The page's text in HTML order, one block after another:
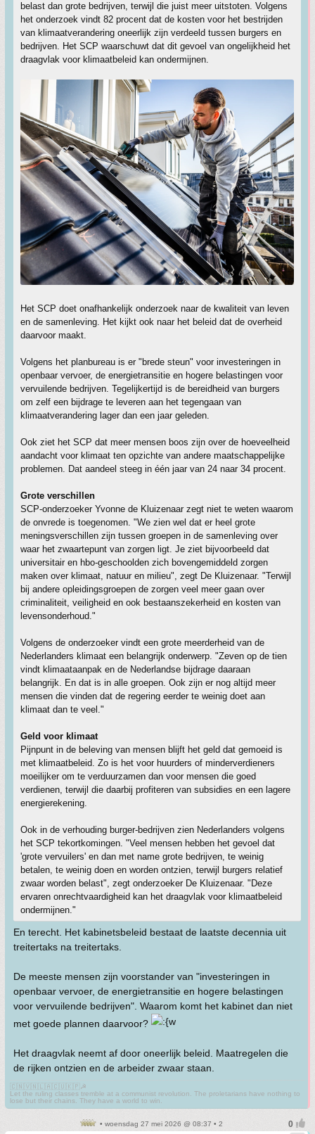
belast dan grote bedrijven, terwijl die juist meer uitstoten. Volgens
het onderzoek vindt 82 procent dat de kosten voor het bestrijden
van klimaatverandering oneerlijk zijn verdeeld tussen burgers en
bedrijven. Het SCP waarschuwt dat dit gevoel van ongelijkheid het
draagvlak voor klimaatbeleid kan ondermijnen.
Het SCP doet onafhankelijk onderzoek naar de kwaliteit van leven
en de samenleving. Het kijkt ook naar het beleid dat de overheid
daarvoor maakt.
Volgens het planbureau is er "brede steun" voor investeringen in
openbaar vervoer, de energietransitie en hogere belastingen voor
vervuilende bedrijven. Tegelijkertijd is de bereidheid van burgers
om zelf een bijdrage te leveren aan het tegengaan van
klimaatverandering lager dan een jaar geleden.
Ook ziet het SCP dat meer mensen boos zijn over de hoeveelheid
aandacht voor klimaat ten opzichte van andere maatschappelijke
problemen. Dat aandeel steeg in één jaar van 24 naar 34 procent.
Grote verschillen
SCP-onderzoeker Yvonne de Kluizenaar zegt niet te weten waarom
de onvrede is toegenomen. "We zien wel dat er heel grote
meningsverschillen zijn tussen groepen in de samenleving over
waar het zwaartepunt van zorgen ligt. Je ziet bijvoorbeeld dat
universitair en hbo-geschoolden zich bovengemiddeld zorgen
maken over klimaat, natuur en milieu", zegt De Kluizenaar. "Terwijl
bij andere opleidingsgroepen de zorgen veel meer gaan over
criminaliteit, veiligheid en ook bestaanszekerheid en kosten van
levensonderhoud."
Volgens de onderzoeker vindt een grote meerderheid van de
Nederlanders klimaat een belangrijk onderwerp. "Zeven op de tien
vindt klimaataanpak en de Nederlandse bijdrage daaraan
belangrijk. En dat is in alle groepen. Ook zijn er nog altijd meer
mensen die vinden dat de regering eerder te weinig doet aan
klimaat dan te veel."
Geld voor klimaat
Pijnpunt in de beleving van mensen blijft het geld dat gemoeid is
met klimaatbeleid. Zo is het voor huurders of minderverdieners
moeilijker om te verduurzamen dan voor mensen die goed
verdienen, terwijl die daarbij profiteren van subsidies en een lagere
energierekening.
Ook in de verhouding burger-bedrijven zien Nederlanders volgens
het SCP tekortkomingen. "Veel mensen hebben het gevoel dat
'grote vervuilers' en dan met name grote bedrijven, te weinig
betalen, te weinig doen en worden ontzien, terwijl burgers relatief
zwaar worden belast", zegt onderzoeker De Kluizenaar. "Deze
ervaren onrechtvaardigheid kan het draagvlak voor klimaatbeleid
ondermijnen."
En terecht. Het kabinetsbeleid bestaat de laatste decennia uit
treitertaks na treitertaks.
De meeste mensen zijn voorstander van "investeringen in
openbaar vervoer, de energietransitie en hogere belastingen
voor vervuilende bedrijven". Waarom komt het kabinet dan niet
met goede plannen daarvoor?
Het draagvlak neemt af door oneerlijk beleid. Maatregelen die
de rijken ontzien en de arbeider zwaar staan.
🇨🇳🇻🇳🇱🇦🇨🇺🇰🇵☭
Let the ruling classes tremble at a communist revolution. The proletarians have nothing to
lose but their chains. They have a world to win.
• woensdag 27 mei 2026 @ 08:37 • 2